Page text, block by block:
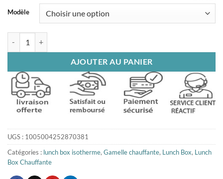
Modèle
AJOUTER AU PANIER
UGS : 1005004252870381
Catégories : lunch box isotherme, Gamelle chauffante, Lunch Box, Lunch
Box Chauffante